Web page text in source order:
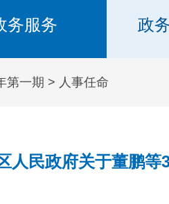
务服务 政
第一期 > 人事任命
人民政府关于董鹏等